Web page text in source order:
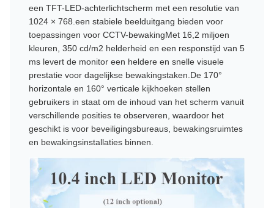
een TFT-LED-achterlichtscherm met een resolutie van
1024 × 768.een stabiele beelduitgang bieden voor
toepassingen voor CCTV-bewakingMet 16,2 miljoen
kleuren, 350 cd/m2 helderheid en een responstijd van 5
ms levert de monitor een heldere en snelle visuele
prestatie voor dagelijkse bewakingstaken.De 170°
horizontale en 160° verticale kijkhoeken stellen
gebruikers in staat om de inhoud van het scherm vanuit
verschillende posities te observeren, waardoor het
geschikt is voor beveiligingsbureaus, bewakingsruimtes
en bewakingsinstallaties binnen.